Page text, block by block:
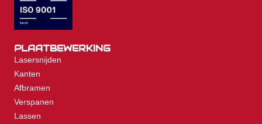
PLAATBEWERKING
Lasersnijden
Kanten
Afbramen
Verspanen
Lassen